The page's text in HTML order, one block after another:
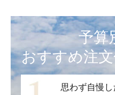
予算
おすすめ注
思わず自慢